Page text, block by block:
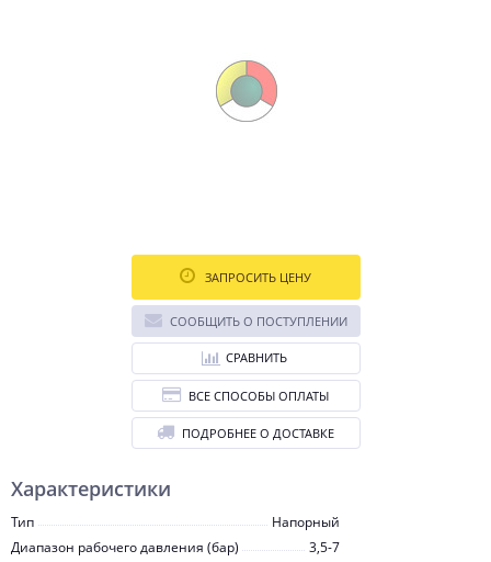
Характеристики
Тип
Напорный
Диапазон рабочего давления (бар)
3,5-7
ЗАПРОСИТЬ ЦЕНУ
СООБЩИТЬ О ПОСТУПЛЕНИИ
СРАВНИТЬ
ВСЕ СПОСОБЫ ОПЛАТЫ
ПОДРОБНЕЕ О ДОСТАВКЕ